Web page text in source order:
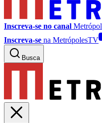
Inscreva-se no canal
Inscreva-se na MetrópolesTV
Busca